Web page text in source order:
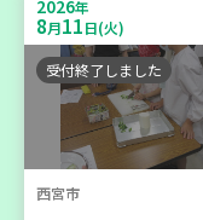
区】
子ども
親子で楽しむ
学び・体験
2026年
2026年
8月11日(火)
受付終了しました
西宮市